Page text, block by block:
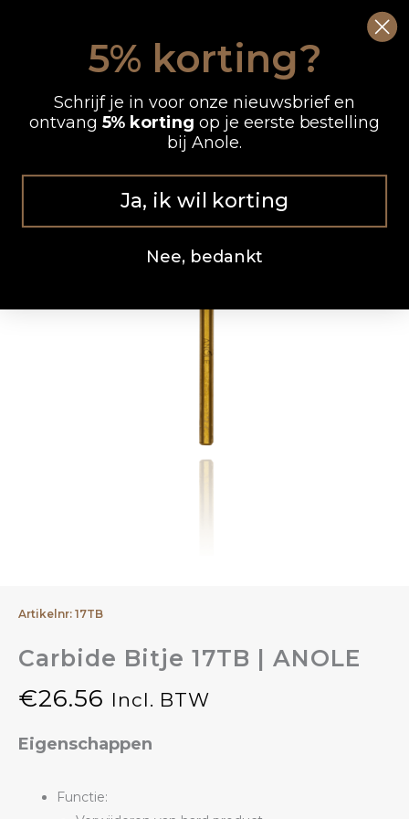
inhoud
Artikelnr: 17TB
Carbide Bitje 17TB | ANOLE
€26.56 Incl. BTW
Eigenschappen
Functie:
5% korting?
Schrijf je in voor onze nieuwsbrief en
ontvang 5% korting op je eerste bestelling
bij Anole.
Ja, ik wil korting
Nee, bedankt